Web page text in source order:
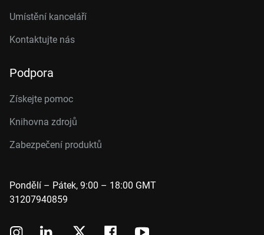
Umístění kanceláří
Kontaktujte nás
Podpora
Získejte pomoc
Knihovna zdrojů
Zabezpečení produktů
Pondělí – Pátek, 9:00 – 18:00 GMT
31207940859